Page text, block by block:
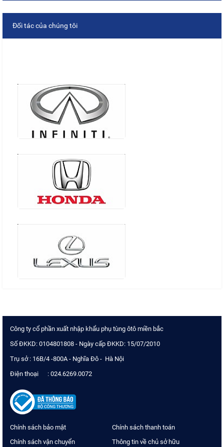
Đối tác của chúng tôi
Công ty cổ phần xuất nhập khẩu phụ tùng ôtô miền bắc
Số ĐKKD: 0104801808 - Ngày cấp ĐKKD: 15/07/2010
Trụ sở : 16B/4 -800A - Nghĩa Đô - Hà Nội
Điện thoại : 024.6269.0072
Chính sách bảo mật
Chính sách thanh toán
Chính sách vận chuyển
Thông tin về chủ sở hữu